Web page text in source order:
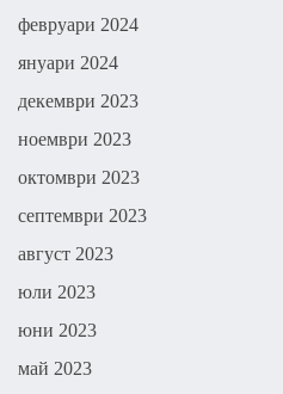
февруари 2024
януари 2024
декември 2023
ноември 2023
октомври 2023
септември 2023
август 2023
юли 2023
юни 2023
май 2023